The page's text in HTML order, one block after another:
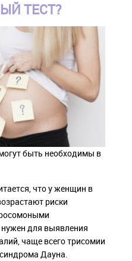
ТЕСТ?
быть необходимы в
что у женщин в
риски
для выявления
чаще всего трисомии
Дауна.